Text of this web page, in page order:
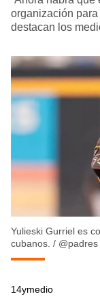
organización para
destacan los
Yulieski Gurriel es
cubanos. / @padres
14ymedio